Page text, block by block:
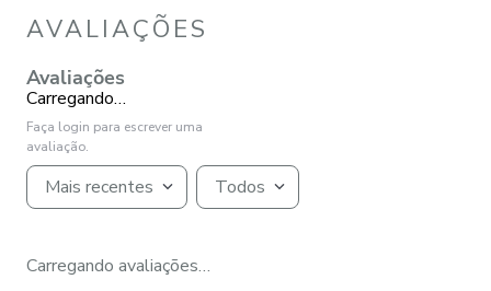
AVALIAÇÕES
Avaliações
Carregando…
Faça login para escrever uma
avaliação.
Mais recentes Todos
Carregando avaliações…